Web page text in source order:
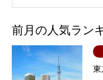
前月の人気ラン